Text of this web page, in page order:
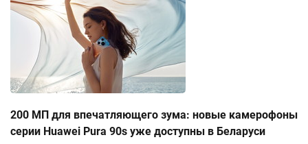
200 МП для впечатляющего зума: новые камерофоны
серии Huawei Pura 90s уже доступны в Беларуси